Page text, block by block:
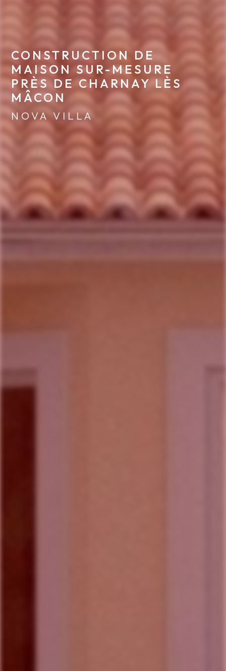
CONSTRUCTION DE
MAISON SUR-MESURE
PRÈS DE CHARNAY LÈS
MÂCON
NOVA VILLA